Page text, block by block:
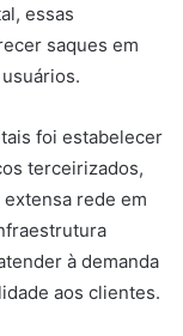
essas
saques em
foi estabelecer
terceirizados,
rede em
à demanda
aos clientes.